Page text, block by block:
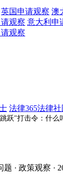
英国申请观察 澳
观察 意大利 申
观察
法律365法律社
跃"打击令：什么
题 · 政策观察 ·